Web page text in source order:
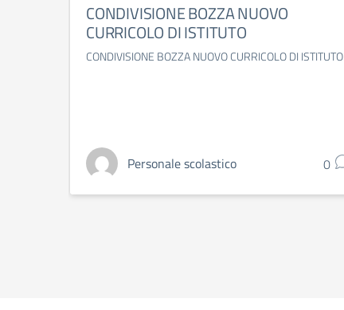
CONDIVISIONE BOZZA NUOVO
CURRICOLO DI ISTITUTO
CONDIVISIONE BOZZA NUOVO CURRICOLO DI ISTITUTO
Personale scolastico 0